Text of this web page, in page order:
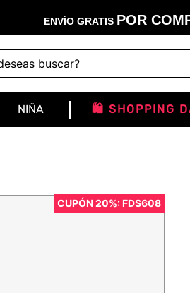
ENVÍO GRATIS POR
buscar?
NIÑA 🛍️ SHOPPING
CUPÓN 20%: FDS608